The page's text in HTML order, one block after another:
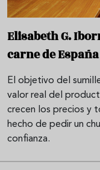
Elisabeth G.
carne de España
El objetivo del
valor real del
crecen los precios y
hecho de pedir un
confianza.